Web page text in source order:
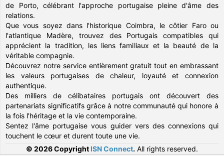
de Porto, célébrant l'approche portugaise pleine d'âme des
relations.
Que vous soyez dans l'historique Coimbra, le côtier Faro ou
l'atlantique Madère, trouvez des Portugais compatibles qui
apprécient la tradition, les liens familiaux et la beauté de la
véritable compagnie.
Découvrez notre service entièrement gratuit tout en embrassant
les valeurs portugaises de chaleur, loyauté et connexion
authentique.
Des milliers de célibataires portugais ont découvert des
partenariats significatifs grâce à notre communauté qui honore à
la fois l'héritage et la vie contemporaine.
Sentez l'âme portugaise vous guider vers des connexions qui
touchent le cœur et durent toute une vie.
© 2026 Copyright ISN Connect. All rights reserved.